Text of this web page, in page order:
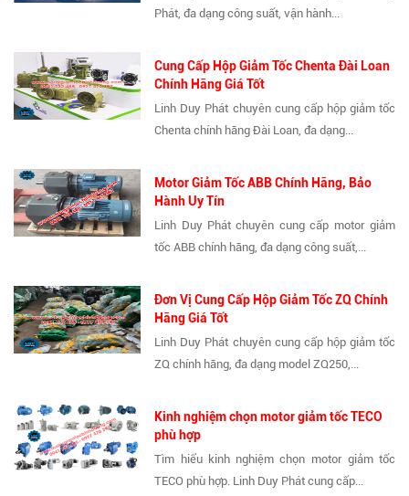
Phát, đa dạng công suất, vận hành...
Cung Cấp Hộp Giảm Tốc Chenta Đài Loan
Chính Hãng Giá Tốt
Linh Duy Phát chuyên cung cấp hộp giảm tốc
Chenta chính hãng Đài Loan, đa dạng...
Motor Giảm Tốc ABB Chính Hãng, Bảo
Hành Uy Tín
Linh Duy Phát chuyên cung cấp motor giảm
tốc ABB chính hãng, đa dạng công suất,...
Đơn Vị Cung Cấp Hộp Giảm Tốc ZQ Chính
Hãng Giá Tốt
Linh Duy Phát chuyên cung cấp hộp giảm tốc
ZQ chính hãng, đa dạng model ZQ250,...
Kinh nghiệm chọn motor giảm tốc TECO
phù hợp
Tìm hiểu kinh nghiệm chọn motor giảm tốc
TECO phù hợp. Linh Duy Phát cung cấp...